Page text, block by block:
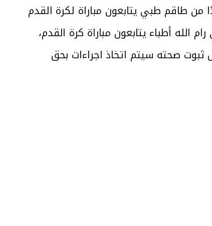
مقطع فيديو يظهر أفرادًا من طاقم طبي يتابعون مباراة لكرة القدم
أطباء يتابعون مباراة كرة القدم،
صحته سيتم اتخاذ اجراءات بحق